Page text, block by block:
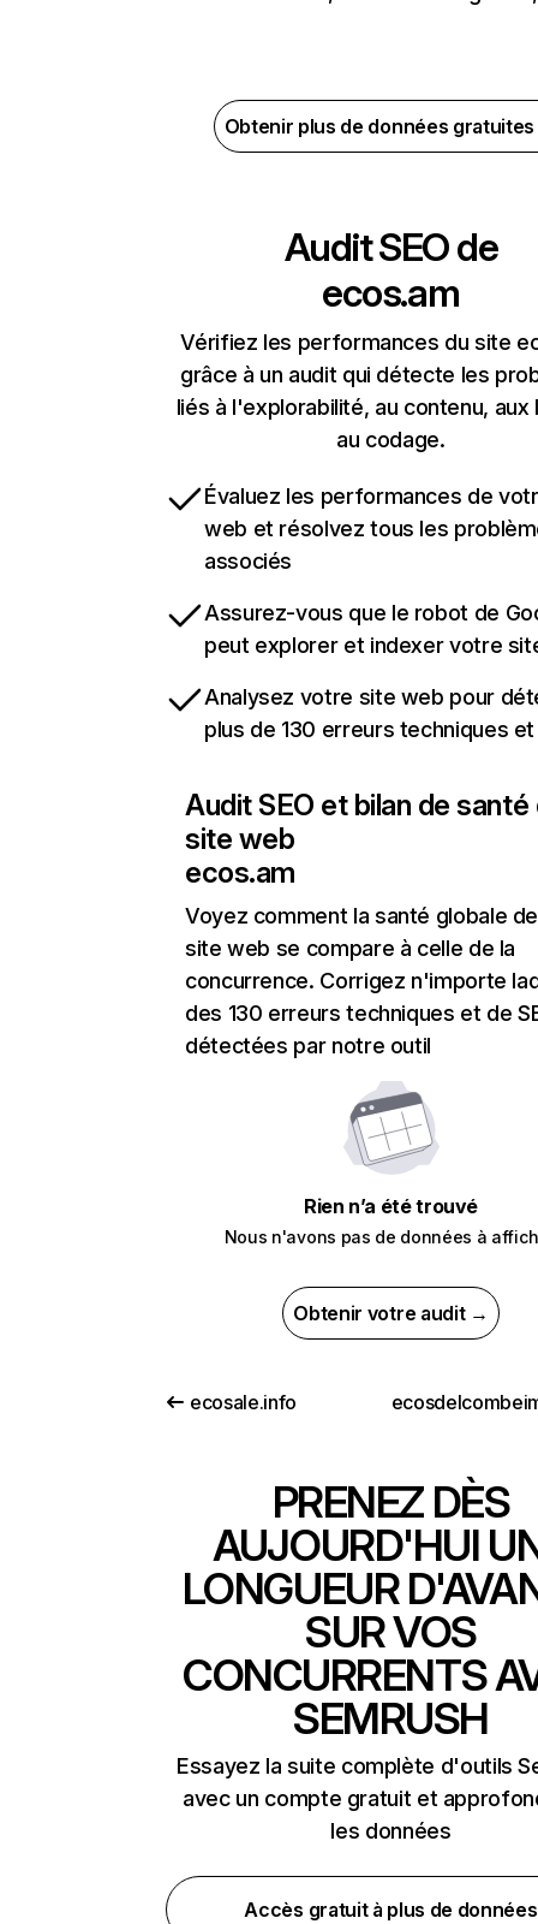
Obtenir plus de données
Audit SEO de
ecos.am
Vérifiez les performances du site
grâce à un audit qui détecte les
liés à l'explorabilité, au contenu, aux
au codage.
Évaluez les performances de
web et résolvez tous les
associés
Assurez-vous que le robot de
peut explorer et indexer votre
Analysez votre site web pour
plus de 130 erreurs techniques et
Audit SEO et bilan de santé
site web
ecos.am
Voyez comment la santé globale
site web se compare à celle de la
concurrence. Corrigez n'importe
des 130 erreurs techniques et de
détectées par notre outil
Rien n’a été trouvé
Nous n'avons pas de données à
Obtenir votre audit →
ecosale.info
PRENEZ DÈS
AUJOURD'HUI
LONGUEUR
SUR VOS
CONCURRENTS
SEMRUSH
Essayez la suite complète d'outils
avec un compte gratuit et
les données
Accès gratuit à plus de données